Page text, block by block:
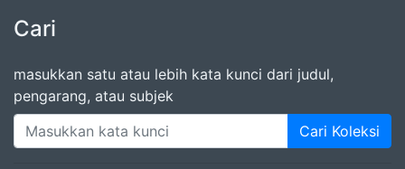
Cari
masukkan satu atau lebih kata kunci dari judul,
pengarang, atau subjek
Cari Koleksi